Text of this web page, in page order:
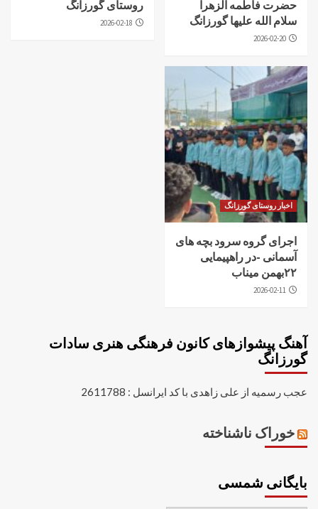
حضرت فاطمه الزهرا
سلام الله علیها گورزانگ
2026-02-20
روستای گورزانگ
2026-02-18
اخبار روستای گورزانگ
اجرای گروه سرود بچه های
آسمانی -در راهپیمایی
۲۲بهمن میناب
2026-02-11
آهنگ پیشوازهای کانون فرهنگی هنری سادات
گورزانگ
عجب رسمیه از علی زاهدی با کد ایرانسل : 2611788
خوراک ناشناخته
بایگانی شمسی